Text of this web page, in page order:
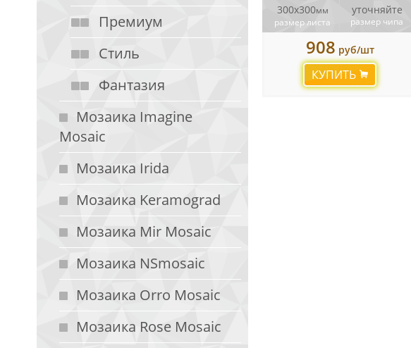
Премиум
Стиль
Фантазия
Мозаика Imagine
Mosaic
Мозаика Irida
Мозаика Keramograd
Мозаика Mir Mosaic
Мозаика NSmosaic
Мозаика Orro Mosaic
Мозаика Rose Mosaic
300х300мм
размер листа
уточняйте
размер чипа
908 руб/шт
КУПИТЬ